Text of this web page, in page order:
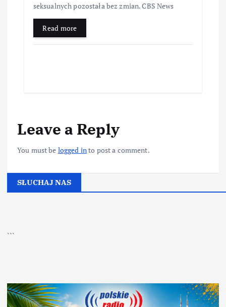
seksualnych pozostała bez zmian. CBS News
Read more
Leave a Reply
You must be logged into post a comment.
SŁUCHAJ NAS
```